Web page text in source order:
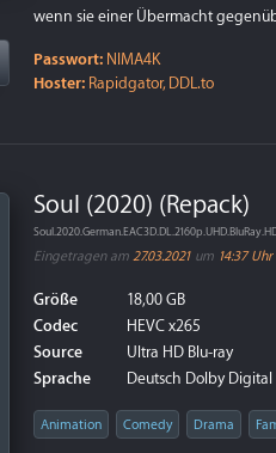
wenn sie einer Übermacht
Passwort: NIMA4K
Hoster: Rapidgator, DDL.to
Soul (2020) (Repack)
Eingetragen am 27.03.2021 um 14:37 Uhr
Größe
18,00 GB
Codec
HEVC x265
Source
Ultra HD Blu-ray
Sprache
Deutsch Dolby Digital
Animation Comedy Drama